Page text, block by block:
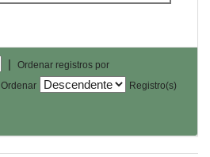
|
Ordenar registros por
Ordenar
Registro(s)